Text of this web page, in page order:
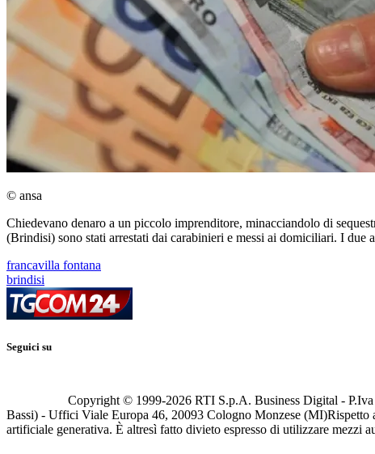
© ansa
Chiedevano denaro a un piccolo imprenditore, minacciandolo di
(Brindisi) sono stati arrestati dai carabinieri e messi ai domiciliari. I due
francavilla fontana
brindisi
Seguici su
Copyright © 1999-2026 RTI S.p.A. Business Digital -
Bassi) - Uffici Viale Europa 46, 20093 Cologno Monzese (MI)Rispetto
artificiale generativa. È altresì fatto divieto espresso di utilizzare mezzi